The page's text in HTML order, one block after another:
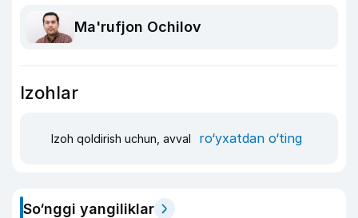
Ma'rufjon Ochilov
Izohlar
Izoh qoldirish uchun, avval ro‘yxatdan o‘ting
So‘nggi yangiliklar